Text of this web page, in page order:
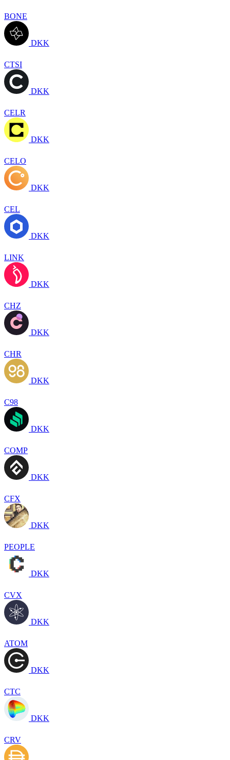
BONE
DKK
CTSI
DKK
CELR
DKK
CELO
DKK
CEL
DKK
LINK
DKK
CHZ
DKK
CHR
DKK
C98
DKK
COMP
DKK
CFX
DKK
PEOPLE
DKK
CVX
DKK
ATOM
DKK
CTC
DKK
CRV